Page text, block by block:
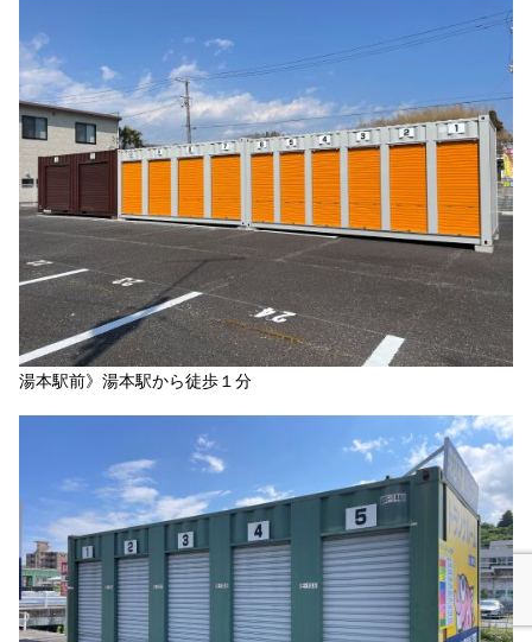
湯本駅前》湯本駅から徒歩１分